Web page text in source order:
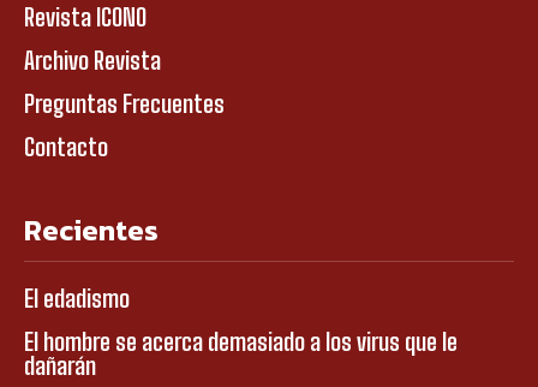
Revista ICONO
Archivo Revista
Preguntas Frecuentes
Contacto
Recientes
El edadismo
El hombre se acerca demasiado a los virus que le
dañarán